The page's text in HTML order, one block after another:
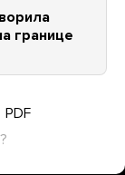
границе
PDF